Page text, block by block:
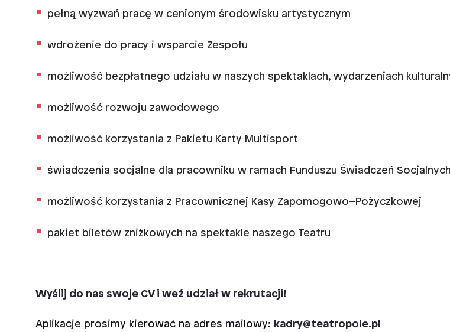
pełną wyzwań pracę w cenionym środowisku artystycznym
wdrożenie do pracy i wsparcie Zespołu
możliwość bezpłatnego udziału w naszych spektaklach, wydarzeniach
możliwość rozwoju zawodowego
możliwość korzystania z Pakietu Karty Multisport
świadczenia socjalne dla pracowniku w ramach Funduszu Świadczeń Socjalnych
możliwość korzystania z Pracownicznej Kasy Zapomogowo–Pożyczkowej
pakiet biletów zniżkowych na spektakle naszego Teatru
Wyślij do nas swoje CV i weź udział w rekrutacji!
Aplikacje prosimy kierować na adres mailowy: kadry@teatropole.pl